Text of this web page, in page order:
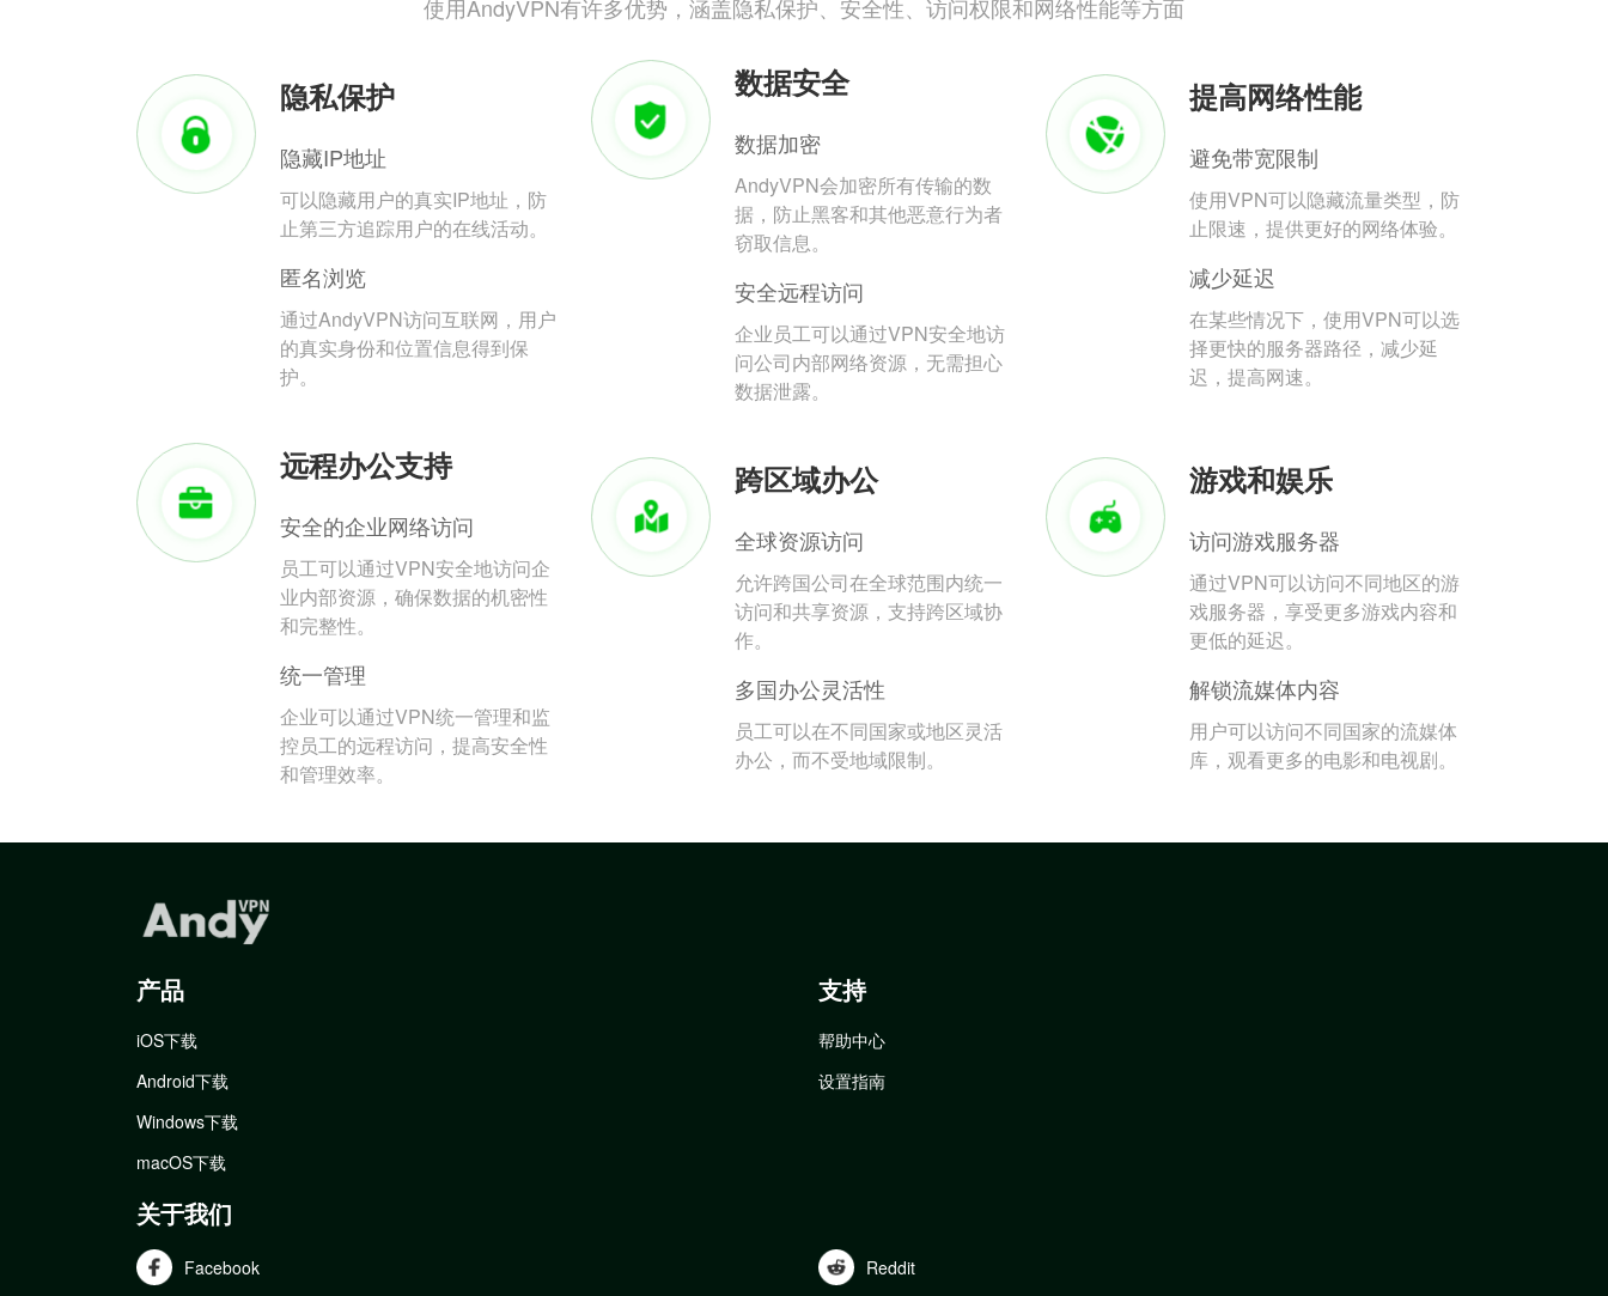
使用AndyVPN有许多优势，涵盖隐私保护、安全性、访问权限和网络性能等方面
隐私保护
隐藏IP地址
可以隐藏用户的真实IP地址，防
止第三方追踪用户的在线活动。
匿名浏览
通过AndyVPN访问互联网，用户
的真实身份和位置信息得到保
护。
数据安全
数据加密
AndyVPN会加密所有传输的数
据，防止黑客和其他恶意行为者
窃取信息。
安全远程访问
企业员工可以通过VPN安全地访
问公司内部网络资源，无需担心
数据泄露。
提高网络性能
避免带宽限制
使用VPN可以隐藏流量类型，防
止限速，提供更好的网络体验。
减少延迟
在某些情况下，使用VPN可以选
择更快的服务器路径，减少延
迟，提高网速。
远程办公支持
安全的企业网络访问
员工可以通过VPN安全地访问企
业内部资源，确保数据的机密性
和完整性。
统一管理
企业可以通过VPN统一管理和监
控员工的远程访问，提高安全性
和管理效率。
跨区域办公
全球资源访问
允许跨国公司在全球范围内统一
访问和共享资源，支持跨区域协
作。
多国办公灵活性
员工可以在不同国家或地区灵活
办公，而不受地域限制。
游戏和娱乐
访问游戏服务器
通过VPN可以访问不同地区的游
戏服务器，享受更多游戏内容和
更低的延迟。
解锁流媒体内容
用户可以访问不同国家的流媒体
库，观看更多的电影和电视剧。
产品
iOS下载
Android下载
Windows下载
macOS下载
支持
帮助中心
设置指南
关于我们
Facebook Reddit